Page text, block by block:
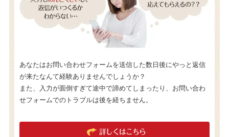
あなたはお問い合わせフォームを送信した数日後にやっと返信
が来たなんて経験ありませんでしょうか？
また、入力が面倒すぎて途中で諦めてしまったり、お問い合わ
せフォームでのトラブルは後を経ちません。
詳しくはこちら